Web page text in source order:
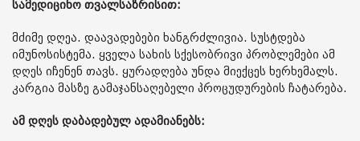
სამედიცინო თვალსაზრისით:
მძიმე დღეა. დაავადებები ხანგრძლივია. სუსტდება
იმუნოსისტემა. ყველა სახის სქესობრივი პრობლემები ამ
დღეს იჩენენ თავს. ყურადღება უნდა მიექცეს ხერხემალს.
კარგია მასზე გამაჯანსაღებელი პროცუდურების ჩატარება.
ამ დღეს დაბადებულ ადამიანებს: